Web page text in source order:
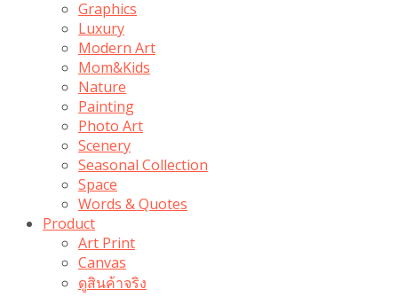
Graphics
Luxury
Modern Art
Mom&Kids
Nature
Painting
Photo Art
Scenery
Seasonal Collection
Space
Words & Quotes
Product
Art Print
Canvas
ดูสินค้าจริง